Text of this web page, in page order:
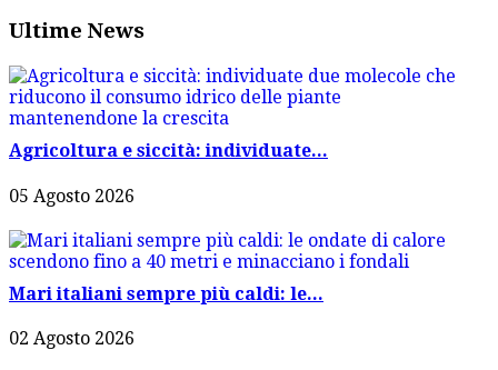
Ultime News
Agricoltura e siccità: individuate...
05 Agosto 2026
Mari italiani sempre più caldi: le...
02 Agosto 2026